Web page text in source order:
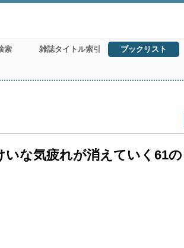
索 雑誌タイトル索引 ブックリスト
な気疲れが消えていく61の